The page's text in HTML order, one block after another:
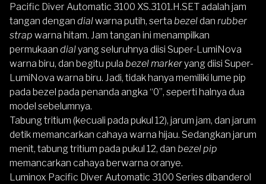
Pacific Diver Automatic 3100 XS.3101.H.SET adalah jam
tangan dengan dialwarna putih, serta bezeldan rubber
strap warna hitam. Jam tangan ini menampilkan
permukaan dialyang seluruhnya diisi Super-LumiNova
warna biru, dan begitu pula bezel markeryang diisi Super-
LumiNova warna biru. Jadi, tidak hanya memiliki lume pip
pada bezel pada penanda angka “0”, seperti halnya dua
model sebelumnya.
Tabung tritium (kecuali pada pukul 12), jarum jam, dan jarum
detik memancarkan cahaya warna hijau. Sedangkan jarum
menit, tabung tritium pada pukul 12, dan bezel pip
memancarkan cahaya berwarna oranye.
Luminox Pacific Diver Automatic 3100 Series dibanderol